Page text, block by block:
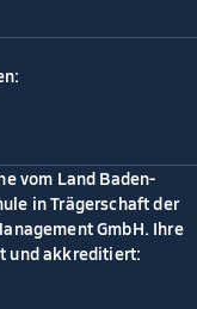
vom Land Baden-
in Trägerschaft der
GmbH. Ihre
und akkreditiert: